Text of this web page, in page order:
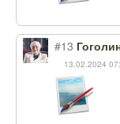
#13
13.02.2024